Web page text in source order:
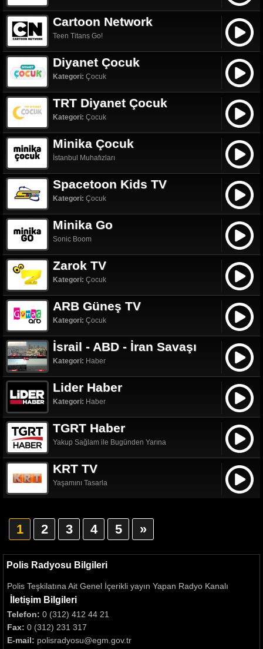
Cartoon Network
Teen Titans Go!
Diyanet Çocuk
Kategori: Çocuk
TRT Diyanet Çocuk
Kategori: Çocuk
Minika Çocuk
İstanbul Muhafızları
Spacetoon Kids TV
Kategori: Çocuk
Minika Go
Sonic Boom
Zarok TV
Kategori: Çocuk
ARB Güneş TV
Kategori: Çocuk
İsrail - ABD - İran Savaşı
Kategori: Haber
Lider Haber
Kategori: Haber
TGRT Haber
Yakup Sağlam ile Bugünden Yarına
KRT TV
Yaşamını Tasarla
1 2 3 4 5 »
Polis Radyosu Bilgileri
Polis Teşkilatına Ait Genel İçerikli yayın Yapan Radyo Kanalı
İletişim Bilgileri
Telefon: 0 (312) 412 44 21
Fax: 0 (312) 231 317
E-mail: polisradyosu@egm.gov.tr